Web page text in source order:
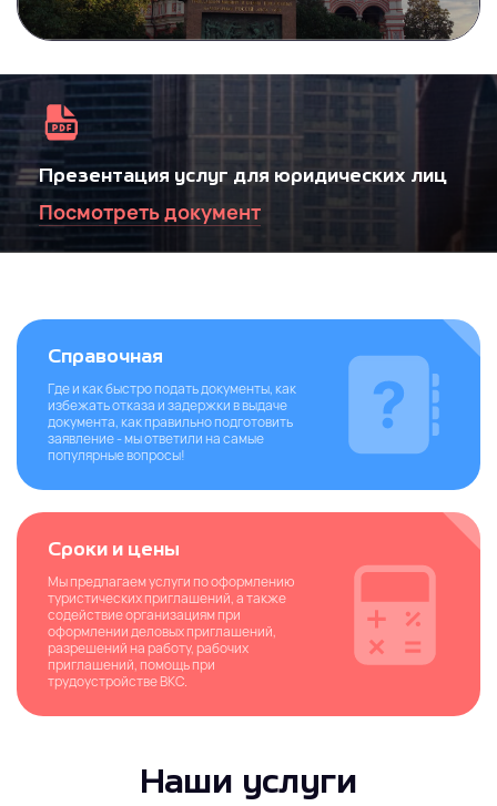
Презентация услуг для юридических лиц
Посмотреть документ
Справочная
Где и как быстро подать документы, как
избежать отказа и задержки в выдаче
документа, как правильно подготовить
заявление - мы ответили на самые
популярные вопросы!
Сроки и цены
Мы предлагаем услуги по оформлению
туристических приглашений, а также
содействие организациям при
оформлении деловых приглашений,
разрешений на работу, рабочих
приглашений, помощь при
трудоустройстве ВКС.
Наши услуги